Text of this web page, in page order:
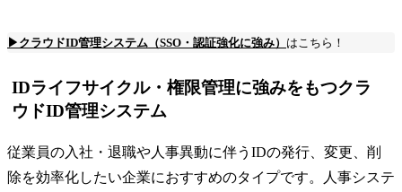
▶クラウドID管理システム（SSO・認証強化に強み） はこちら！
IDライフサイクル・権限管理に強みをもつクラ
ウドID管理システム
従業員の入社・退職や人事異動に伴うIDの発行、変更、削
除を効率化したい企業におすすめのタイプです。人事システ